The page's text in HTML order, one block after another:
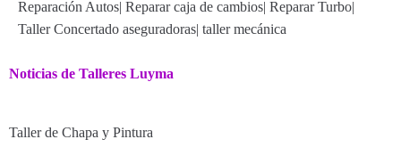
Reparación Autos| Reparar caja de cambios| Reparar Turbo|
Taller Concertado aseguradoras| taller mecánica
Noticias de Talleres Luyma
Taller de Chapa y Pintura